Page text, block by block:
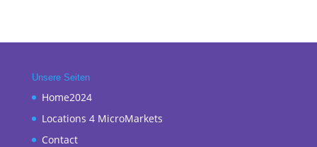
Unsere Seiten
Home2024
Locations 4 MicroMarkets
Contact